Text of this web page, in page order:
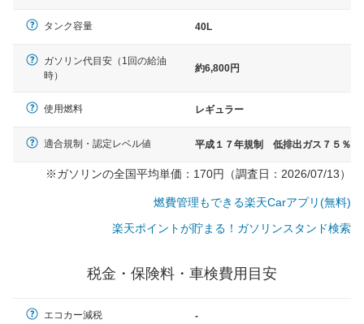
タンク容量 40L
ガソリン代目安（1回の給油
時）
約6,800円
使用燃料 レギュラー
適合規制・認定レベル値 平成１７年規制 低排出ガス７５％
※ガソリンの全国平均単価：170円（調査日：2026/07/13）
燃費管理もできる楽天Carアプリ(無料)
楽天ポイントが貯まる！ガソリンスタンド検索
税金・保険料・車検費用目安
エコカー減税 -